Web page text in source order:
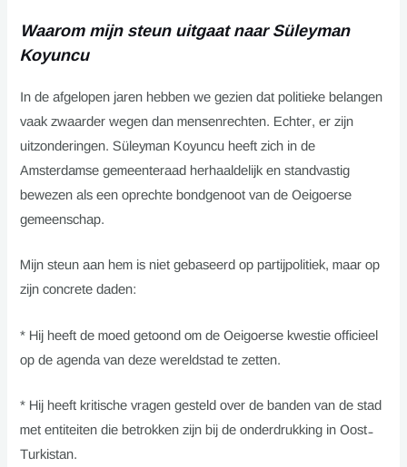
Waarom mijn steun uitgaat naar Süleyman
Koyuncu
In de afgelopen jaren hebben we gezien dat politieke belangen
vaak zwaarder wegen dan mensenrechten. Echter, er zijn
uitzonderingen. Süleyman Koyuncu heeft zich in de
Amsterdamse gemeenteraad herhaaldelijk en standvastig
bewezen als een oprechte bondgenoot van de Oeigoerse
gemeenschap.
Mijn steun aan hem is niet gebaseerd op partijpolitiek, maar op
zijn concrete daden:
* Hij heeft de moed getoond om de Oeigoerse kwestie officieel
op de agenda van deze wereldstad te zetten.
* Hij heeft kritische vragen gesteld over de banden van de stad
met entiteiten die betrokken zijn bij de onderdrukking in Oost-
Turkistan.